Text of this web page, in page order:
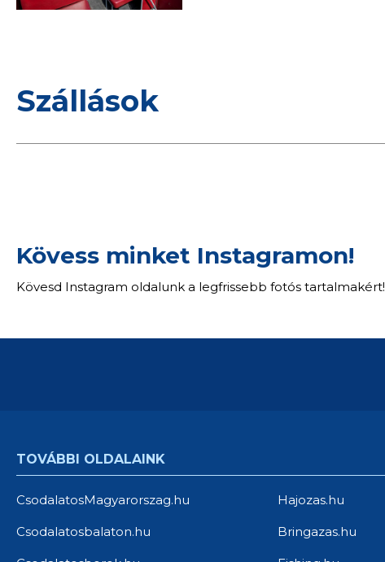
Szállások
Kövess minket Instagramon!
Kövesd Instagram oldalunk a legfrissebb fotós tartalmakért!
TOVÁBBI OLDALAINK
CsodalatosMagyarorszag.hu
Csodalatosbalaton.hu
Hajozas.hu
Bringazas.hu